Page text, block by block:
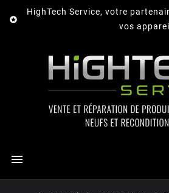

HighTech Service, votre
vos
